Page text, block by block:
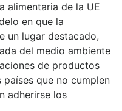
alimentaria de la UE
en que la
un lugar destacado,
del medio ambiente
de productos
que no cumplen
adherirse los